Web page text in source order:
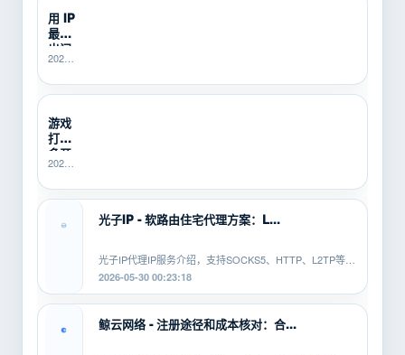
文从...
手，不
知道
SOCKS5、
HTTP、
有什...
用 IP
最怕
出问
题没
管？
2026-
21:40:14
游戏
打金
多开
总翻
先用
2026-
16:14:49
光子IP - 软路由住宅代理方案：L...
光子IP代理IP服务介绍，支持SOCKS5、HTTP、L2TP等协
议，适配安卓、PC、软路由等平...
2026-05-30 00:23:18
鲸云网络 - 注册途径和成本核对：合...